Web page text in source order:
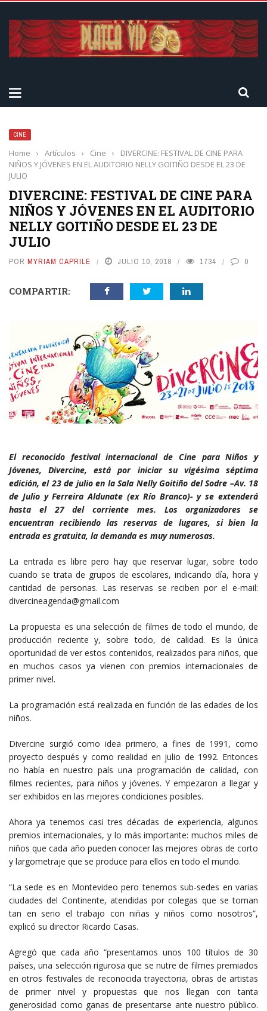
CINE
Home › Artículos › Cine ›
DIVERCINE: FESTIVAL DE CINE PARA
NIÑOS Y JÓVENES EN EL AUDITORIO NELLY GOITIÑO DESDE EL 23 DE
JULIO
DIVERCINE: FESTIVAL DE CINE PARA
NIÑOS Y JÓVENES EN EL AUDITORIO
NELLY GOITIÑO DESDE EL 23 DE
JULIO
POR MYRIAM CAPRILE JULIO 10, 2018 1734 0
COMPARTIR:
El reconocido festival internacional de Cine para Niños y
Jóvenes, Divercine, está por iniciar su vigésima séptima
edición, el 23 de julio en la Sala Nelly Goitiño del Sodre –Av. 18
de Julio y Ferreira Aldunate (ex Río Branco)- y se extenderá
hasta el 27 del corriente mes. Los organizadores se
encuentran recibiendo las reservas de lugares, si bien la
entrada es gratuita, la demanda es muy numerosas.
La entrada es libre pero hay que reservar lugar, sobre todo
cuando se trata de grupos de escolares, indicando día, hora y
cantidad de personas. Las reservas se reciben por el e-mail:
divercineagenda@gmail.com
La propuesta es una selección de filmes de todo el mundo, de
producción reciente y, sobre todo, de calidad. Es la única
oportunidad de ver estos contenidos, realizados para niños, que
en muchos casos ya vienen con premios internacionales de
primer nivel.
La programación está realizada en función de las edades de los
niños.
Divercine surgió como idea primero, a fines de 1991, como
proyecto después y como realidad en julio de 1992. Entonces
no había en nuestro país una programación de calidad, con
filmes recientes, para niños y jóvenes. Y empezaron a llegar y
ser exhibidos en las mejores condiciones posibles.
Ahora ya tenemos casi tres décadas de experiencia, algunos
premios internacionales, y lo más importante: muchos miles de
niños que cada año pueden conocer las mejores obras de corto
y largometraje que se produce para ellos en todo el mundo.
“La sede es en Montevideo pero tenemos sub-sedes en varias
ciudades del Continente, atendidas por colegas que se toman
tan en serio el trabajo con niñas y niños como nosotros”,
explicó su director Ricardo Casas.
Agregó que cada año “presentamos unos 100 títulos de 30
países, una selección rigurosa que se nutre de filmes premiados
en otros festivales de reconocida trayectoria, obras de artistas
de primer nivel y propuestas que nos llegan con tanta
generosidad como ganas de presentarse ante nuestro público.